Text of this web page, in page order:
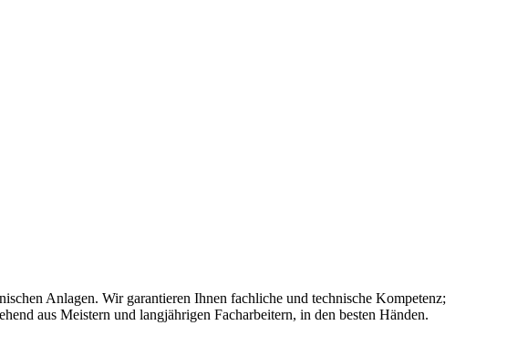
Anlagen. Wir garantieren Ihnen fachliche und technische Kompetenz;
aus Meistern und langjährigen Facharbeitern, in den besten Händen.